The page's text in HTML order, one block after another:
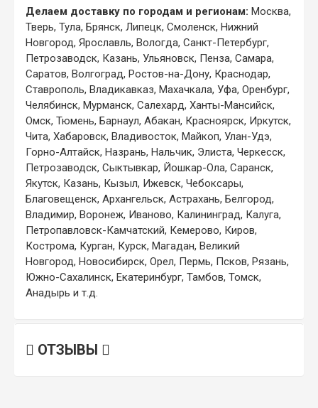
Делаем доставку по городам и регионам: Москва,
Тверь, Тула, Брянск, Липецк, Смоленск, Нижний
Новгород, Ярославль, Вологда, Санкт-Петербург,
Петрозаводск, Казань, Ульяновск, Пенза, Самара,
Саратов, Волгоград, Ростов-на-Дону, Краснодар,
Ставрополь, Владикавказ, Махачкала, Уфа, Оренбург,
Челябинск, Мурманск, Салехард, Ханты-Мансийск,
Омск, Тюмень, Барнаул, Абакан, Красноярск, Иркутск,
Чита, Хабаровск, Владивосток, Майкоп, Улан-Удэ,
Горно-Алтайск, Назрань, Нальчик, Элиста, Черкесск,
Петрозаводск, Сыктывкар, Йошкар-Ола, Саранск,
Якутск, Казань, Кызыл, Ижевск, Чебоксары,
Благовещенск, Архангельск, Астрахань, Белгород,
Владимир, Воронеж, Иваново, Калининград, Калуга,
Петропавловск-Камчатский, Кемерово, Киров,
Кострома, Курган, Курск, Магадан, Великий
Новгород, Новосибирск, Орел, Пермь, Псков, Рязань,
Южно-Сахалинск, Екатеринбург, Тамбов, Томск,
Анадырь и т.д.
ОТЗЫВЫ